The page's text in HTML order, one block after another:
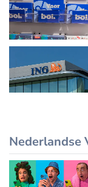
Nederlandse